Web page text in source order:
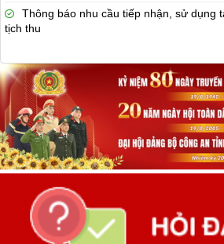
Thông báo nhu cầu tiếp nhận, sử dụng
tịch thu